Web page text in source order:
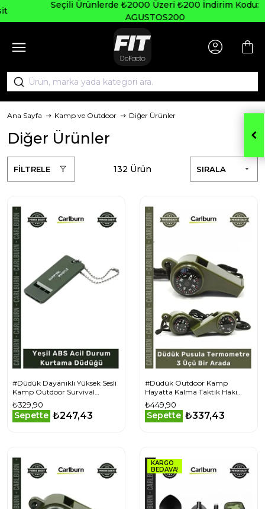
Seçili Ürünlerde ₺2000 Üzeri ₺200 İndirim Kodu:
AGUSTOS200
Ana Sayfa Kamp ve Outdoor Diğer Ürünler
Diğer Ürünler
FİLTRELE SIRALA
132 Ürün
#Düdük Dayanıklı Yüksek Sesli
Kamp Outdoor Survival
Emniyet Yeşil ABS Acil Durum
Kurtama Düdüğü
₺329,90
Sepette ₺247,43
#Düdük Outdoor Kamp
Hayatta Kalma Taktik Haki
Yeşil Düdük Pusula
Termometre 3 Üçü Bir Arada
₺449,90
Sepette ₺337,43
KARGO
BEDAVA!